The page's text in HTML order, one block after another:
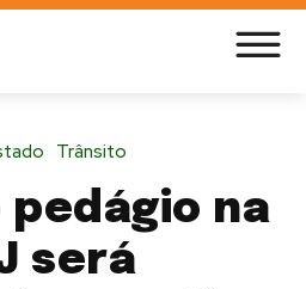
Trânsito
pedágio na
será